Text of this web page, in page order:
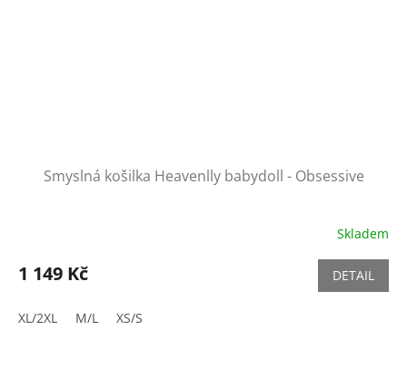
Smyslná košilka Heavenlly babydoll - Obsessive
Skladem
1 149 Kč DETAIL
XL/2XL M/L XS/S